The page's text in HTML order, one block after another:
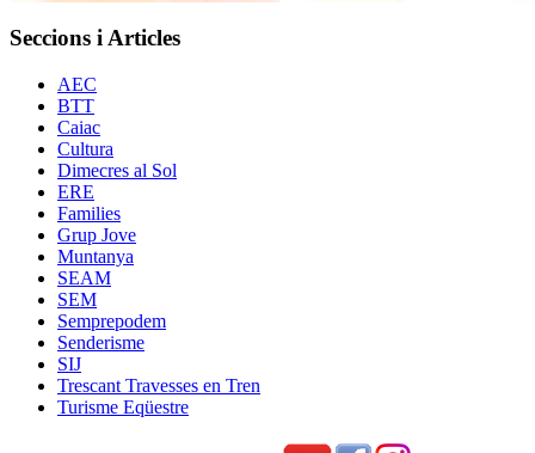
Seccions i Articles
AEC
BTT
Caiac
Cultura
Dimecres al Sol
ERE
Families
Grup Jove
Muntanya
SEAM
SEM
Semprepodem
Senderisme
SIJ
Trescant Travesses en Tren
Turisme Eqüestre